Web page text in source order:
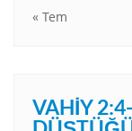
« Tem
VAHIY